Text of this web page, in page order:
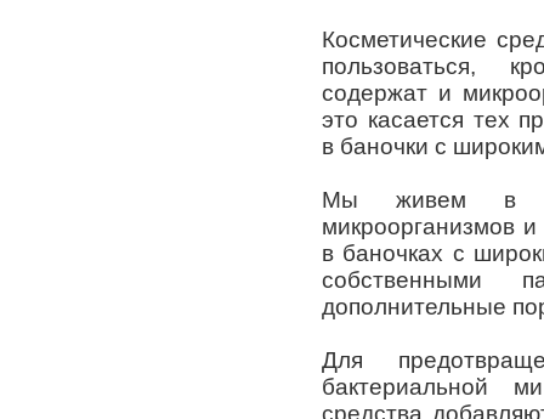
Косметические
пользоваться,
содержат и
это касается тех
в баночки с
Мы живем в
микроорганизмов
в баночках с
собственными
дополнительные
Для
бактериальной
средства